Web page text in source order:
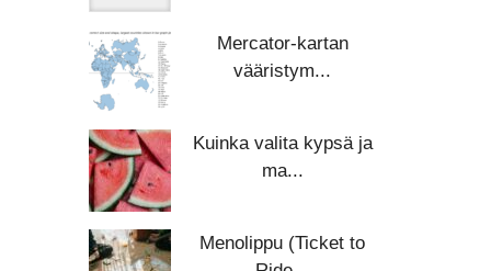
Mercator-kartan
vääristym...
Kuinka valita kypsä ja
ma...
Menolippu (Ticket to